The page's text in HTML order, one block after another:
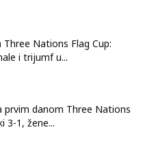
Nations Flag Cup:
i trijumf u...
prvim danom Three Nations
3-1, žene...